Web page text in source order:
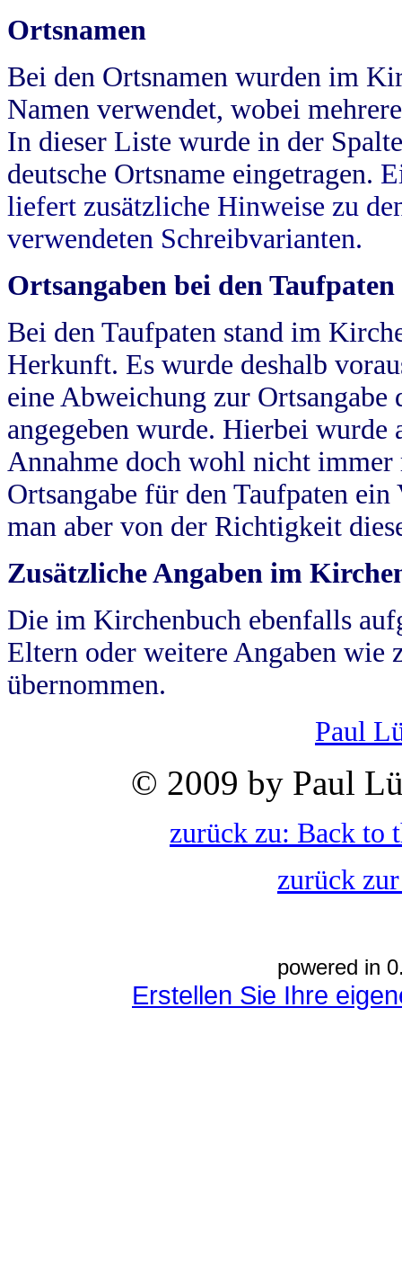
Ortsnamen
Bei den Ortsnamen wurden im
Namen verwendet, wobei
In dieser Liste wurde in der
deutsche Ortsname eingetragen.
liefert zusätzliche Hinweise zu
verwendeten Schreibvarianten.
Ortsangaben bei den Taufpaten
Bei den Taufpaten stand im
Herkunft. Es wurde deshalb
eine Abweichung zur
angegeben wurde. Hierbei wurde
Annahme doch wohl nicht
Ortsangabe für den Taufpaten
man aber von der Richtigkeit
Zusätzliche Angaben im
Die im Kirchenbuch ebenfalls
Eltern oder weitere Angaben wie
übernommen.
Paul
© 2009 by Paul
zurück zu: Back to
zurück
powered in
Erstellen Sie Ihre